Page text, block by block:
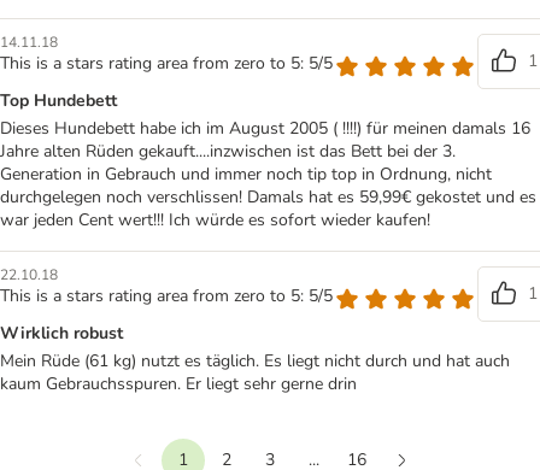
14.11.18
This is a stars rating area from zero to 5: 5/5
1
Top Hundebett
Dieses Hundebett habe ich im August 2005 ( !!!!) für meinen damals 16
Jahre alten Rüden gekauft....inzwischen ist das Bett bei der 3.
Generation in Gebrauch und immer noch tip top in Ordnung, nicht
durchgelegen noch verschlissen! Damals hat es 59,99€ gekostet und es
war jeden Cent wert!!! Ich würde es sofort wieder kaufen!
22.10.18
This is a stars rating area from zero to 5: 5/5
1
Wirklich robust
Mein Rüde (61 kg) nutzt es täglich. Es liegt nicht durch und hat auch
kaum Gebrauchsspuren. Er liegt sehr gerne drin
1 2 3 ...
16